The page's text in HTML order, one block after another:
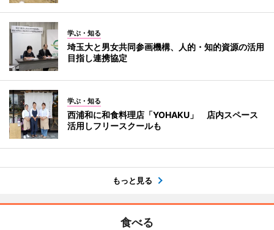
学ぶ・知る
埼玉大と男女共同参画機構、人的・知的資源の活用
目指し連携協定
学ぶ・知る
西浦和に和食料理店「YOHAKU」 店内スペース
活用しフリースクールも
もっと見る
食べる